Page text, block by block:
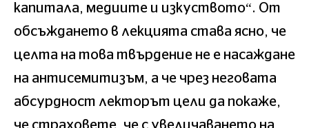
капитала, медиите и изкуството“. От
обсъждането в лекцията става ясно, че
целта на това твърдение не е насаждане
на антисемитизъм, а че чрез неговата
абсурдност лекторът цели да покаже,
че страховете, че с увеличаването на